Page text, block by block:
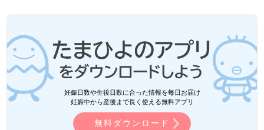
妊娠日数や生後日数に合った情報を毎日お届け
妊娠中から産後まで長く使える無料アプリ
無料ダウンロード